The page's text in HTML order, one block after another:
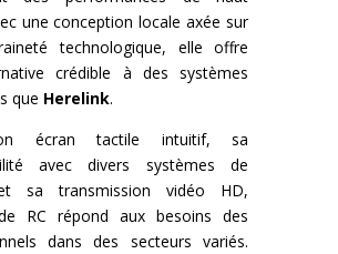
une conception locale axée sur
technologique, elle offre
crédible à des systèmes
que Herelink.
écran tactile intuitif, sa
avec divers systèmes de
sa transmission vidéo HD,
RC répond aux besoins des
dans des secteurs variés.